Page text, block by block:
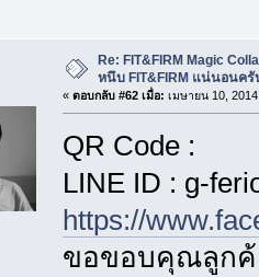
Re: FIT&FIRM Magic
หนึบ FIT&FIRM แน่นอนครั
« ตอบกลับ #62 เมื่อ: เมษายน 10,
QR Code :
LINE ID : g-
https://
ขอขอบคุณลูกค้